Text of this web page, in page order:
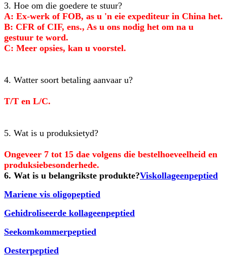
3. Hoe om die goedere te stuur?
A: Ex-werk of FOB, as u 'n eie expediteur in China het.
B: CFR of CIF, ens., As u ons nodig het om na u
gestuur te word.
C: Meer opsies, kan u voorstel.
4. Watter soort betaling aanvaar u?
T/T en L/C.
5. Wat is u produksietyd?
Ongeveer 7 tot 15 dae volgens die bestelhoeveelheid en
produksiebesonderhede.
6. Wat is u belangrikste produkte?Viskollageenpeptied
Mariene vis oligopeptied
Gehidroliseerde kollageenpeptied
Seekomkommerpeptied
Oesterpeptied